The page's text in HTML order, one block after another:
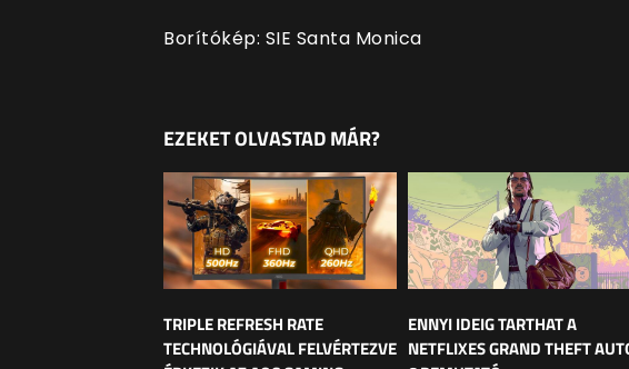
Borítókép: SIE Santa Monica
EZEKET OLVASTAD MÁR?
TRIPLE REFRESH RATE
TECHNOLÓGIÁVAL FELVÉRTEZVE
ENNYI IDEIG TARTHAT A
NETFLIXES GRAND THEFT